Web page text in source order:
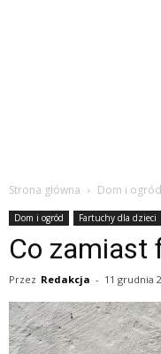
Strona główna Dom i ogród
Dom i ogród Fartuchy dla dzieci
Co zamiast
Przez Redakcja - 11 grudnia